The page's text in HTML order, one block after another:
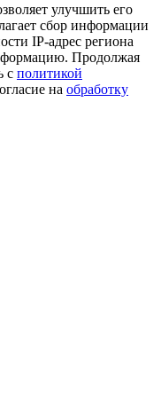
улучшить его
сбор информации
IP-адрес региона
Продолжая
с политикой
на обработку